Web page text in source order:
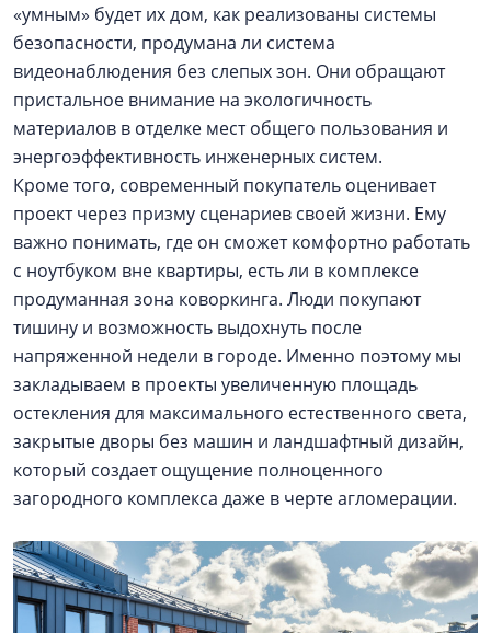
«умным» будет их дом, как реализованы системы
безопасности, продумана ли система
видеонаблюдения без слепых зон. Они обращают
пристальное внимание на экологичность
материалов в отделке мест общего пользования и
энергоэффективность инженерных систем.
Кроме того, современный покупатель оценивает
проект через призму сценариев своей жизни. Ему
важно понимать, где он сможет комфортно работать
с ноутбуком вне квартиры, есть ли в комплексе
продуманная зона коворкинга. Люди покупают
тишину и возможность выдохнуть после
напряженной недели в городе. Именно поэтому мы
закладываем в проекты увеличенную площадь
остекления для максимального естественного света,
закрытые дворы без машин и ландшафтный дизайн,
который создает ощущение полноценного
загородного комплекса даже в черте агломерации.